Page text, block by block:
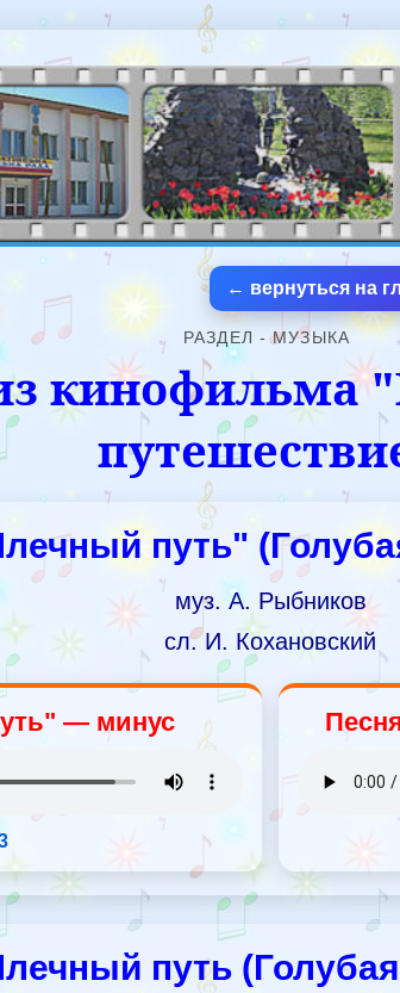
← вернуться на
РАЗДЕЛ - МУЗЫКА
кинофильма
путь"
муз. А. Рыбников
сл. И. Кохановский
— минус
путь